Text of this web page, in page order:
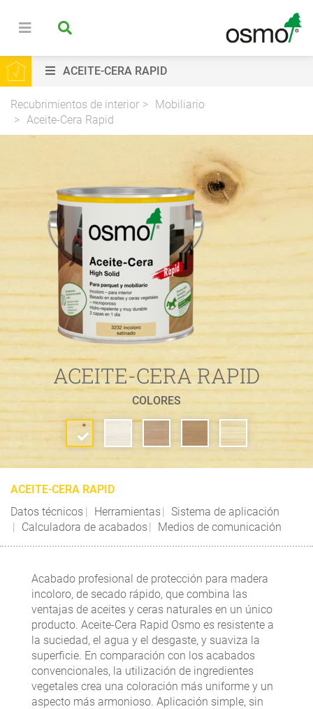
ACEITE-CERA RAPID
Recubrimientos de interior
Mobiliario
Aceite-Cera Rapid
ACEITE-CERA RAPID
COLORES
ACEITE-CERA RAPID
Datos técnicos
Herramientas
Sistema de aplicación
Calculadora de acabados
Medios de comunicación
Acabado profesional de protección para madera
incoloro, de secado rápido, que combina las
ventajas de aceites y ceras naturales en un único
producto. Aceite-Cera Rapid Osmo es resistente a
la suciedad, el agua y el desgaste, y suaviza la
superficie. En comparación con los acabados
convencionales, la utilización de ingredientes
vegetales crea una coloración más uniforme y un
aspecto más armonioso. Aplicación simple, sin